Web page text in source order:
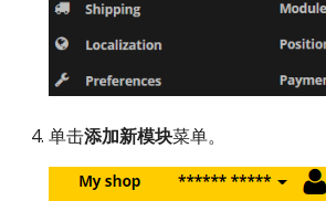
单击添加新模块菜单。